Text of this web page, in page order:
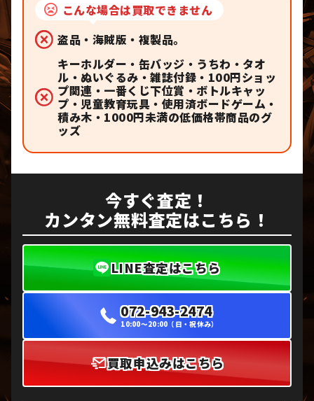
こんな場合は買取できません
盗品・海賊版・複製品。
キーホルダー・缶バッジ・うちわ・タオ
ル・ぬいぐるみ・雑誌付録・100円ショッ
プ関連・一番くじ下位賞・ボトルキャッ
プ・児童教育玩具・使用済ボードゲーム・
積み木・1000円未満の低価格帯商品のグ
ッズ
今すぐ査定！
カンタン無料査定はこちら！
LINE査定はこちら
072-943-2474
10:00〜20:00（日・祝休み）
買取申込みはこちら